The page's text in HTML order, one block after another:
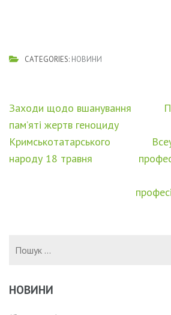
CATEGORIES: НОВИНИ
Навігація
записів
Заходи щодо вшанування
пам’яті жертв геноциду
Кримськотатарського
народу 18 травня
НОВИНИ